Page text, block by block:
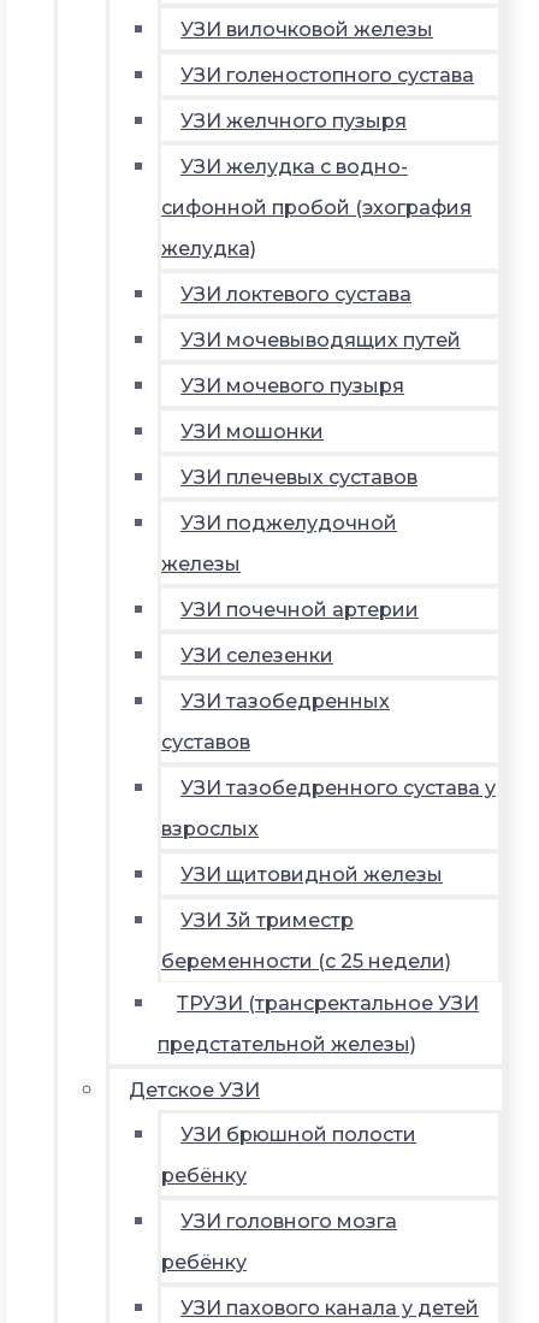
УЗИ вилочковой железы
УЗИ голеностопного сустава
УЗИ желчного пузыря
УЗИ желудка с водно-
сифонной пробой (эхография
желудка)
УЗИ локтевого сустава
УЗИ мочевыводящих путей
УЗИ мочевого пузыря
УЗИ мошонки
УЗИ плечевых суставов
УЗИ поджелудочной
железы
УЗИ почечной артерии
УЗИ селезенки
УЗИ тазобедренных
суставов
УЗИ тазобедренного сустава у
взрослых
УЗИ щитовидной железы
УЗИ 3й триместр
беременности (с 25 недели)
ТРУЗИ (трансректальное УЗИ
предстательной железы)
Детское УЗИ
УЗИ брюшной полости
ребёнку
УЗИ головного мозга
ребёнку
УЗИ пахового канала у детей